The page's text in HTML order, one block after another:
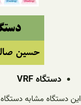
دستگاه VRF